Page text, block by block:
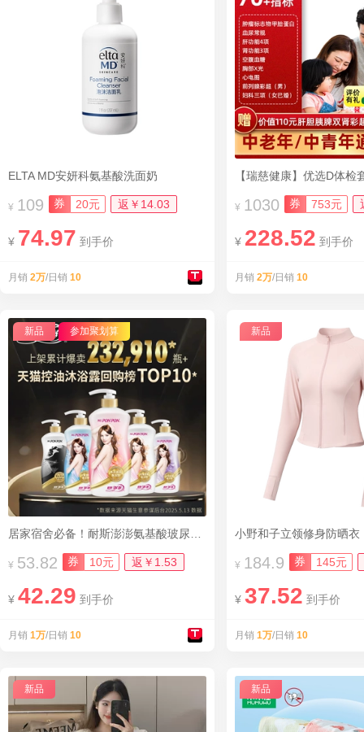
ELTA MD安妍科氨基酸洗面奶
¥ 109 券 20元 返￥14.03
¥ 74.97 到手价
月销 2万/日销 10
¥ 1030 券 753元
¥ 228.52 到手价
月销 2万/日销 10
新品 参加聚划算
¥ 53.82 券 10元 返￥1.53
¥ 42.29 到手价
月销 1万/日销 10
新品
小野和子立领修身防晒衣
¥ 184.9 券 145元
¥ 37.52 到手价
月销 1万/日销 10
新品 新品